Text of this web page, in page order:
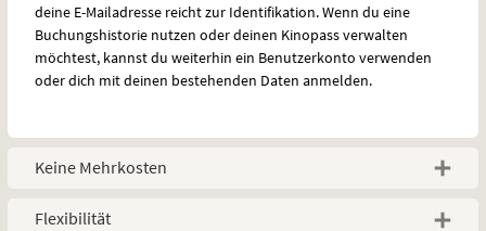
deine E-Mailadresse reicht zur Identifikation. Wenn du eine
Buchungshistorie nutzen oder deinen Kinopass verwalten
möchtest, kannst du weiterhin ein Benutzerkonto verwenden
oder dich mit deinen bestehenden Daten anmelden.
Keine Mehrkosten
Flexibilität